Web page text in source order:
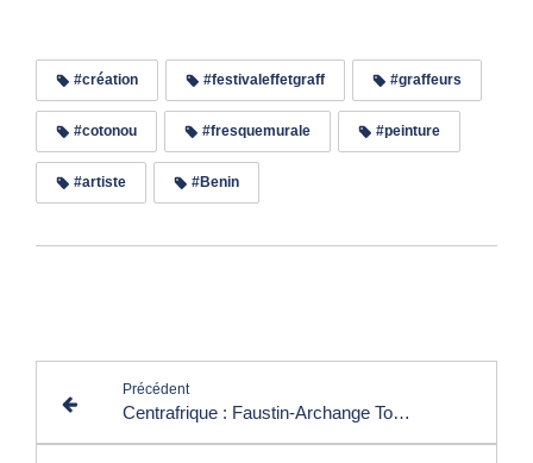
#création #festivaleffetgraff #graffeurs
#cotonou #fresquemurale #peinture
#artiste #Benin
Précédent
Centrafrique : Faustin-Archange Touadéra, président et enseignant à l’université à la fois